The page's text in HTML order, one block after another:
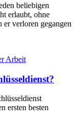
beliebigen
erlaubt, ohne
er verloren gegangen
ersten besten